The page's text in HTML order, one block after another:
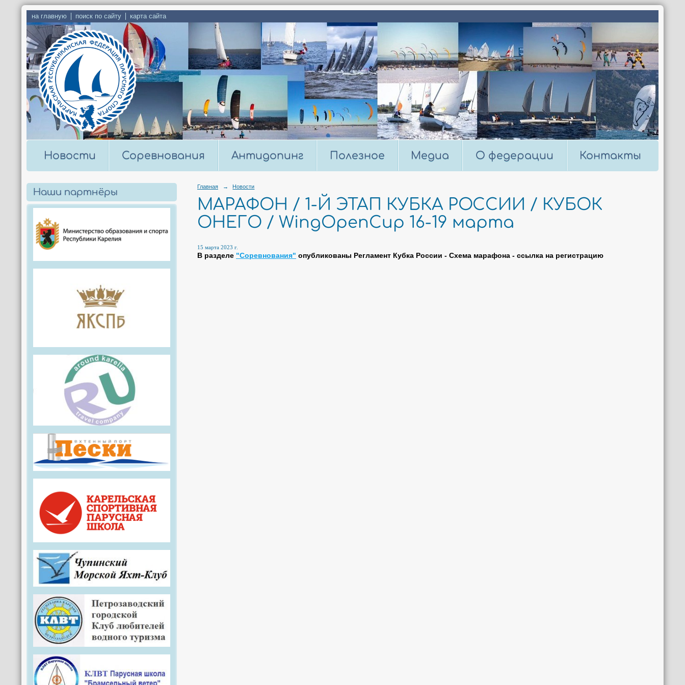
на главную поиск по сайту карта сайта
Новости Соревнования Антидопинг Полезное Медиа О федерации Контакты
Наши партнёры
Главная → Новости
МАРАФОН / 1-Й ЭТАП КУБКА РОССИИ / КУБОК
ОНЕГО / WingOpenCup 16-19 марта
15 марта 2023 г.
В разделе "Соревнования" опубликованы Регламент Кубка России - Схема марафона - ссылка на регистрацию